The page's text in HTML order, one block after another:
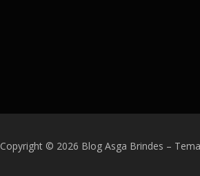
Copyright © 2026 Blog Asga Brindes – Tema